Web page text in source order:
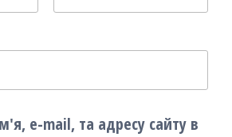
e-mail, та адресу сайту в